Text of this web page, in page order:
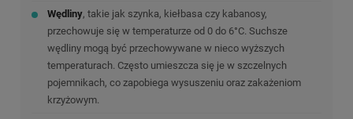
Wędliny, takie jak szynka, kiełbasa czy kabanosy,
przechowuje się w temperaturze od 0 do 6°C. Suchsze
wędliny mogą być przechowywane w nieco wyższych
temperaturach. Często umieszcza się je w szczelnych
pojemnikach, co zapobiega wysuszeniu oraz zakażeniom
krzyżowym.